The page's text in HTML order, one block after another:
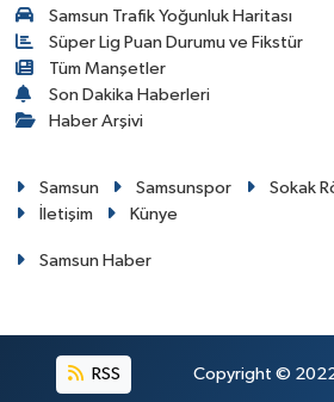
Samsun Trafik Yoğunluk Haritası
Süper Lig Puan Durumu ve Fikstür
Tüm Manşetler
Son Dakika Haberleri
Haber Arşivi
Samsun Samsunspor Sokak
İletişim
Künye
Samsun Haber
RSS Copyright © 2022.